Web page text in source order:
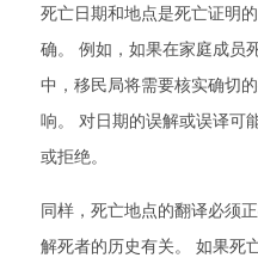
死亡日期和地点是死亡证明
确。 例如，如果在家庭成员
中，移民局将需要核实确切
响。 对日期的误解或误译可
或拒绝。
同样，死亡地点的翻译必须
解死者的历史有关。 如果死